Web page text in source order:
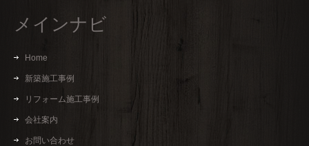
メインナビ
Home
新築施工事例
リフォーム施工事例
会社案内
お問い合わせ